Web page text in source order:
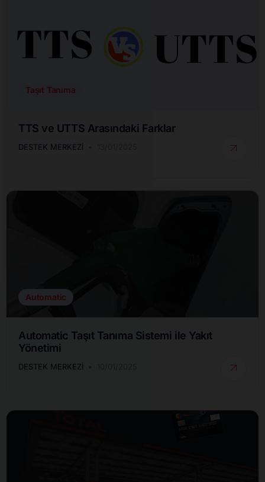
Taşıt Tanıma
TTS ve UTTS Arasındaki Farklar
DESTEK MERKEZI
Automatic
Automatic Taşıt Tanıma Sistemi ile Yakıt
Yönetimi
DESTEK MERKEZI